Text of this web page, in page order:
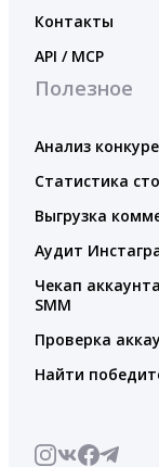
Контакты
API / MCP
Полезное
Анализ
Статистика
Выгрузка
Аудит
Чекап
SMM
Проверка
Найти